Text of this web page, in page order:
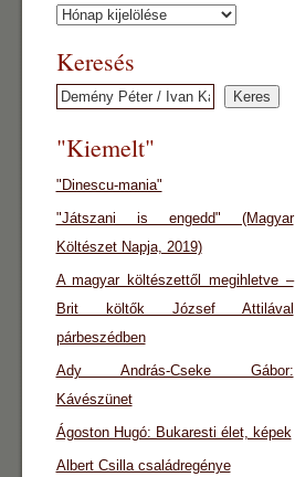
Archívum
Keresés
"Kiemelt"
"Dinescu-mania"
"Játszani is engedd" (Magyar
Költészet Napja, 2019)
A magyar költészettől megihletve –
Brit költők József Attilával
párbeszédben
Ady András-Cseke Gábor:
Kávészünet
Ágoston Hugó: Bukaresti élet, képek
Albert Csilla családregénye